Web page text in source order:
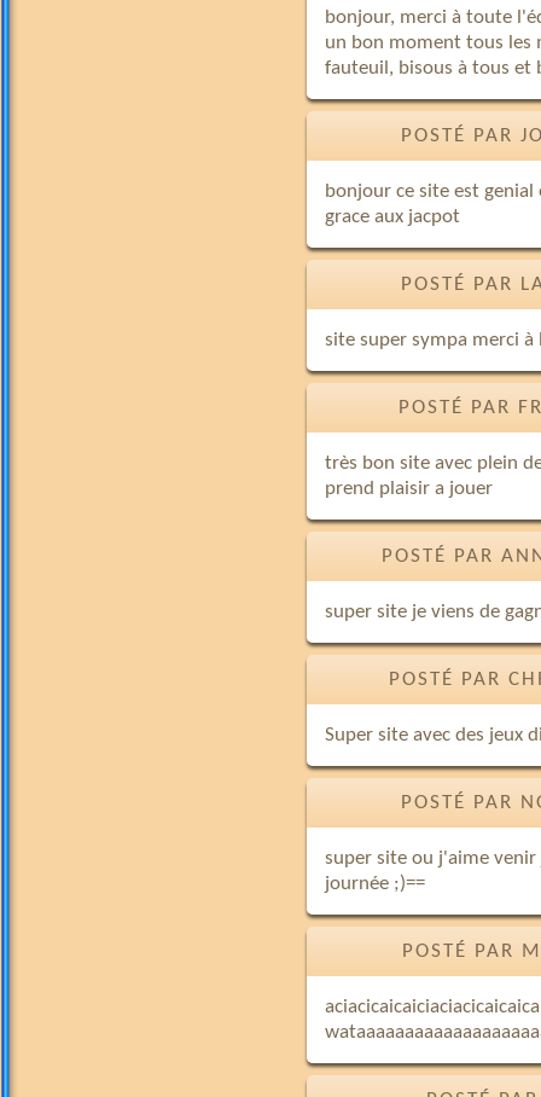
bonjour, merci à toute
un bon moment tous les
fauteuil, bisous à tous et
POSTÉ PAR
bonjour ce site est
grace aux jacpot
POSTÉ PAR
site super sympa merci à
POSTÉ PAR
très bon site avec plein
prend plaisir a jouer
POSTÉ PAR
super site je viens de
POSTÉ PAR
Super site avec des jeux
POSTÉ PAR
super site ou j'aime
journée ;)==
POSTÉ PAR